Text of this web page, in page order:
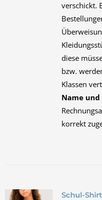
verschickt.
diese
bzw.
Klassen
Name und
korrekt
Schul-